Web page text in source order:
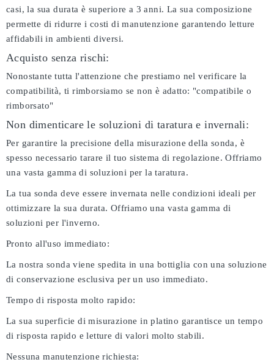
casi, la sua durata è superiore a 3 anni. La sua composizione
permette di ridurre i costi di manutenzione garantendo letture
affidabili in ambienti diversi.
Acquisto senza rischi:
Nonostante tutta l'attenzione che prestiamo nel verificare la
compatibilità, ti rimborsiamo se non è adatto: "compatibile o
rimborsato"
Non dimenticare le soluzioni di taratura e invernali:
Per garantire la precisione della misurazione della sonda, è
spesso necessario tarare il tuo sistema di regolazione. Offriamo
una vasta gamma di soluzioni per la taratura.
La tua sonda deve essere invernata nelle condizioni ideali per
ottimizzare la sua durata. Offriamo una vasta gamma di
soluzioni per l'inverno.
Pronto all'uso immediato:
La nostra sonda viene spedita in una bottiglia con una soluzione
di conservazione esclusiva per un uso immediato.
Tempo di risposta molto rapido:
La sua superficie di misurazione in platino garantisce un tempo
di risposta rapido e letture di valori molto stabili.
Nessuna manutenzione richiesta: